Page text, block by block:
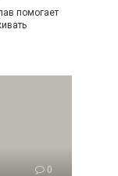
помогает
0